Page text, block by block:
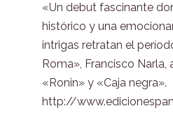
«Un debut fascinante
histórico y una
intrigas retratan el
Roma», Francisco Narla,
«Ronin» y «Caja negra».
http://